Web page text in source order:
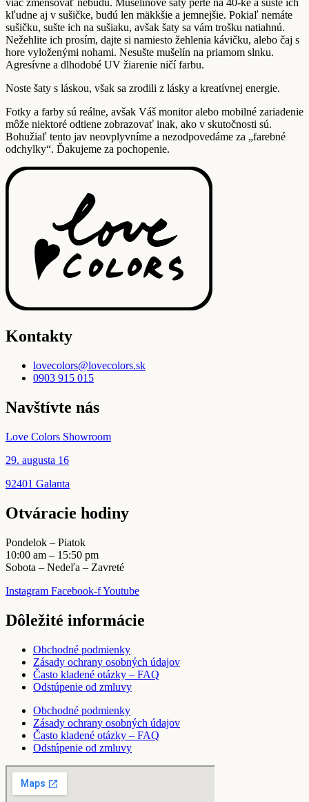
viac zmenšovať nebudú. Mušelínové šaty perte na 40-ke a sušte ich
kľudne aj v sušičke, budú len mäkkšie a jemnejšie. Pokiaľ nemáte
sušičku, sušte ich na sušiaku, avšak šaty sa vám trošku natiahnú.
Nežehlite ich prosím, dajte si namiesto žehlenia kávičku, alebo čaj s
hore vyloženými nohami. Nesušte mušelín na priamom slnku.
Agresívne a dlhodobé UV žiarenie ničí farbu.
Noste šaty s láskou, však sa zrodili z lásky a kreatívnej energie.
Fotky a farby sú reálne, avšak Váš monitor alebo mobilné zariadenie
môže niektoré odtiene zobrazovať inak, ako v skutočnosti sú.
Bohužiaľ tento jav neovplyvníme a nezodpovedáme za „farebné
odchylky“. Ďakujeme za pochopenie.
Kontakty
lovecolors@lovecolors.sk
0903 915 015
Navštívte nás
Love Colors Showroom
29. augusta 16
92401 Galanta
Otváracie hodiny
Pondelok – Piatok
10:00 am – 15:50 pm
Sobota – Nedeľa – Zavreté
Instagram Facebook-fYoutube
Dôležité informácie
Obchodné podmienky
Zásady ochrany osobných údajov
Často kladené otázky – FAQ
Odstúpenie od zmluvy
Obchodné podmienky
Zásady ochrany osobných údajov
Často kladené otázky – FAQ
Odstúpenie od zmluvy